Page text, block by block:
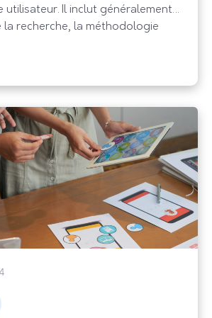
utilisateur. Il inclut généralement
la recherche, la méthodologie
pour l’amélioration de
ces conclusions. Il vise à
manière claire